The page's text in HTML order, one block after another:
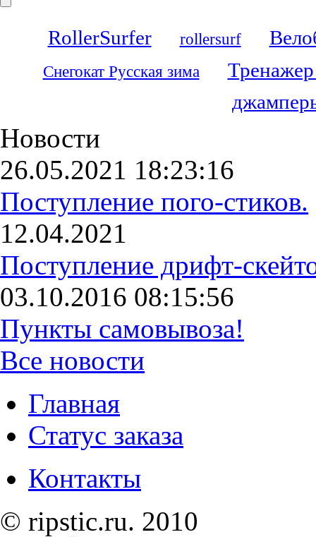
RollerSurfer rollersurf
Снегокат Русская зима
Новости
26.05.2021 18:23:16
Поступление пого-стиков.
12.04.2021
Поступление дрифт-
03.10.2016 08:15:56
Пункты самовывоза!
Все новости
Главная
Статус заказа
Контакты
© ripstic.ru. 2010